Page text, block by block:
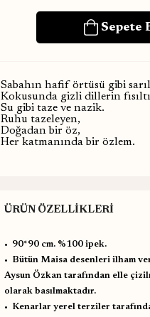
Sabahın hafif örtüsü gibi
Kokusunda gizli dillerin
Su gibi taze ve nazik.
Ruhu tazeleyen,
Doğadan bir öz,
Her katmanında bir özlem.
ÜRÜN ÖZELLIKLERI
•⁠ ⁠90*90 cm. %100 ipek.
•⁠ ⁠Bütün Maisa desenleri ilham
Aysun Özkan tarafından elle
olarak basılmaktadır.
•⁠ ⁠Kenarlar yerel terziler